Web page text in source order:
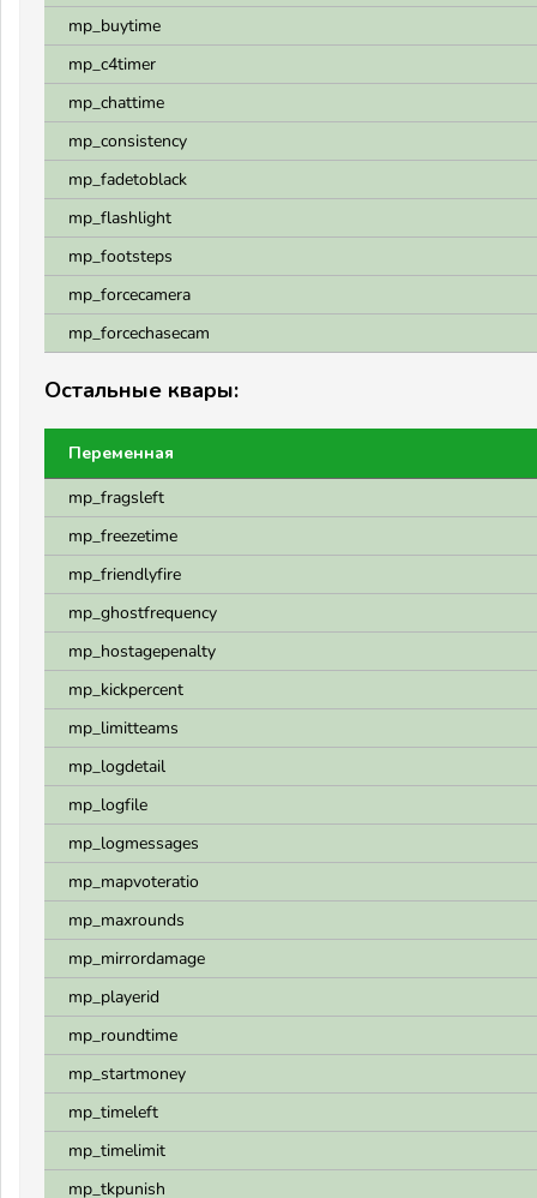
mp_buytime
mp_c4timer
mp_chattime
mp_consistency
mp_fadetoblack
mp_flashlight
mp_footsteps
mp_forcecamera
mp_forcechasecam
Остальные квары:
Переменная
mp_fragsleft
mp_freezetime
mp_friendlyfire
mp_ghostfrequency
mp_hostagepenalty
mp_kickpercent
mp_limitteams
mp_logdetail
mp_logfile
mp_logmessages
mp_mapvoteratio
mp_maxrounds
mp_mirrordamage
mp_playerid
mp_roundtime
mp_startmoney
mp_timeleft
mp_timelimit
mp_tkpunish